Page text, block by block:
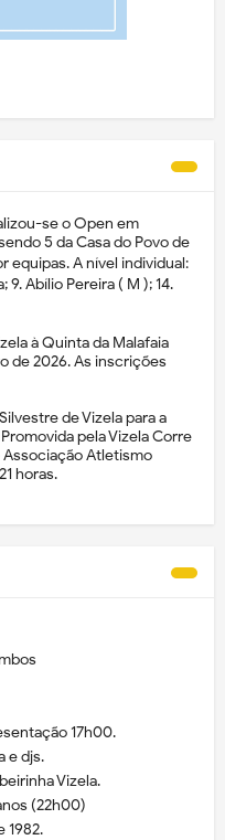
se o Open em
5 da Casa do Povo de
equipas. A nível individual:
9. Abílio Pereira ( M ); 14.
à Quinta da Malafaia
de 2026. As inscrições
de Vizela para a
pela Vizela Corre
Associação Atletismo
horas.
17h00.
e djs.
Vizela.
(22h00)
1982.